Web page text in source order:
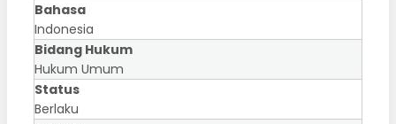
Bahasa
Indonesia
Bidang Hukum
Hukum Umum
Status
Berlaku